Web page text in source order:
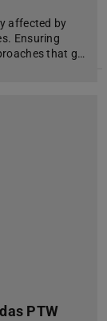
affected by
Ensuring
that g…
PTW